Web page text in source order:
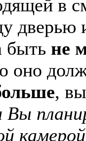
в
быть не
оно
,